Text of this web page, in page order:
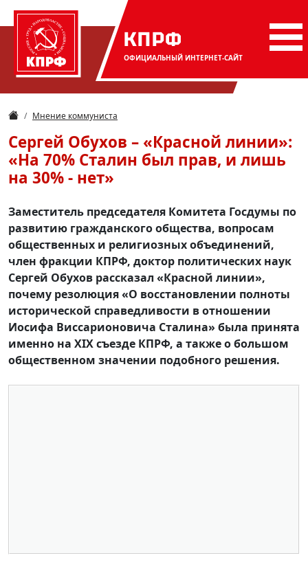
КПРФ
ОФИЦИАЛЬНЫЙ ИНТЕРНЕТ-САЙТ
Мнение коммуниста
Сергей Обухов – «Красной линии»:
«На 70% Сталин был прав, и лишь
на 30% - нет»
Заместитель председателя Комитета Госдумы по
развитию гражданского общества, вопросам
общественных и религиозных объединений,
член фракции КПРФ, доктор политических наук
Сергей Обухов рассказал «Красной линии»,
почему резолюция «О восстановлении полноты
исторической справедливости в отношении
Иосифа Виссарионовича Сталина» была принята
именно на XIX съезде КПРФ, а также о большом
общественном значении подобного решения.